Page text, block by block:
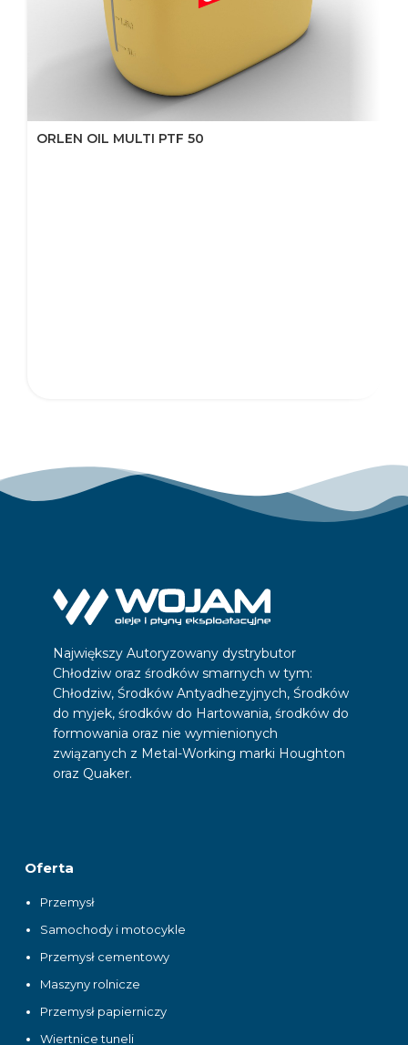
ORLEN OIL MULTI PTF 50
Największy Autoryzowany dystrybutor
Chłodziw oraz środków smarnych w tym:
Chłodziw, Środków Antyadhezyjnych, Środków
do myjek, środków do Hartowania, środków do
formowania oraz nie wymienionych
związanych z Metal-Working marki Houghton
oraz Quaker.
Oferta
Przemysł
Samochody i motocykle
Przemysł cementowy
Maszyny rolnicze
Przemysł papierniczy
Wiertnice tuneli